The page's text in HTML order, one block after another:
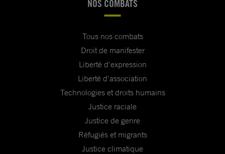
NOS COMBATS
Tous nos combats
Droit de manifester
Liberté d'expression
Liberté d'association
Technologies et droits humains
Justice raciale
Justice de genre
Réfugiés et migrants
Justice climatique